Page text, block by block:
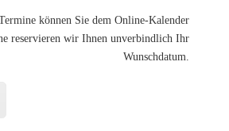
können Sie dem Online-Kalender
reservieren wir Ihnen unverbindlich Ihr
Wunschdatum.